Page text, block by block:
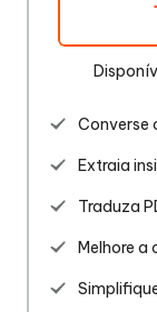
Converse
Extraia
Traduza
Melhore a